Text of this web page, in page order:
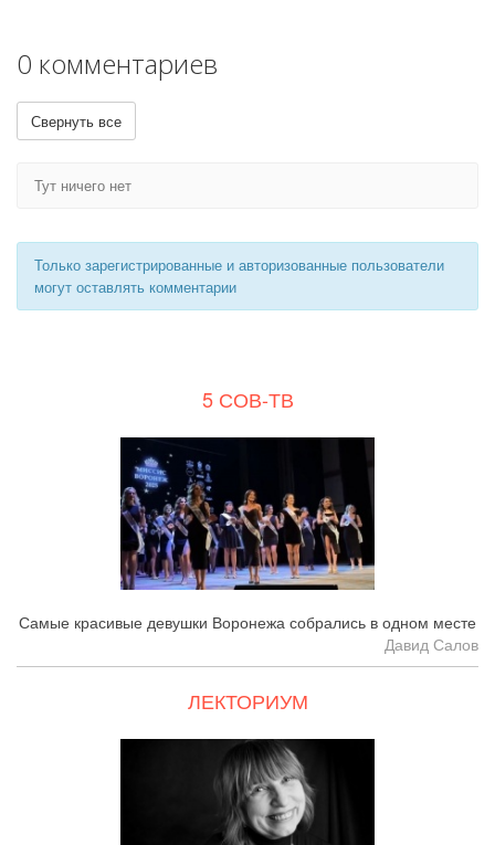
0 комментариев
Свернуть все
Тут ничего нет
Только зарегистрированные и авторизованные пользователи
могут оставлять комментарии
5 СОВ-ТВ
Самые красивые девушки Воронежа собрались в одном месте
Давид Салов
ЛЕКТОРИУМ